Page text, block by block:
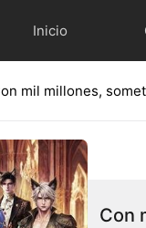
Inicio
Con